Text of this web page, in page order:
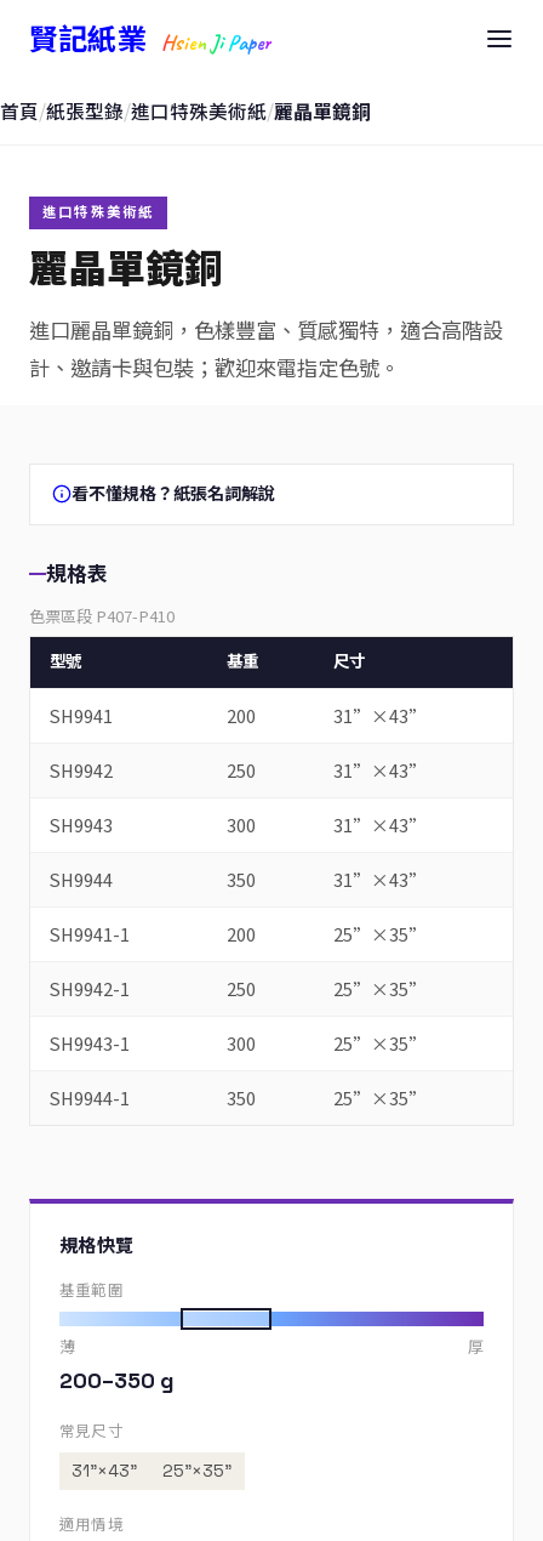
賢記紙業 Hsien Ji Paper
首頁/紙張型錄/進口特殊美術紙/麗晶單鏡銅
進口特殊美術紙
麗晶單鏡銅
進口麗晶單鏡銅，色樣豐富、質感獨特，適合高階設
計、邀請卡與包裝；歡迎來電指定色號。
看不懂規格？紙張名詞解說
規格表
色票區段 P407-P410
型號 基重 尺寸
SH9941 200 31”×43”
SH9942 250 31”×43”
SH9943 300 31”×43”
SH9944 350 31”×43”
SH9941-1 200 25”×35”
SH9942-1 250 25”×35”
SH9943-1 300 25”×35”
SH9944-1 350 25”×35”
規格快覽
基重範圍
薄 厚
200–350 g
常見尺寸
31”×43” 25”×35”
適用情境